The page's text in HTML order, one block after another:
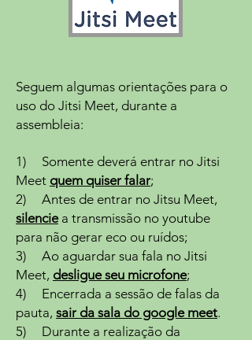
Seguem algumas orientações para o
uso do Jitsi Meet, durante a
assembleia:
1) Somente deverá entrar no Jitsi
Meet quem quiser falar;
2) Antes de entrar no Jitsu Meet,
silenciea transmissão no youtube
para não gerar eco ou ruídos;
3) Ao aguardar sua fala no Jitsi
Meet, desligue seu microfone;
4) Encerrada a sessão de falas da
pauta, sair da sala do google meet.
5) Durante a realização da